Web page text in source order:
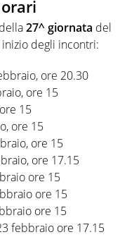
della27^ giornata del
degli incontri:
ore 20.30
ore 15
15
ore 15
ore 15
ore 17.15
ore 15
ore 15
ore 15
febbraio ore 17.15